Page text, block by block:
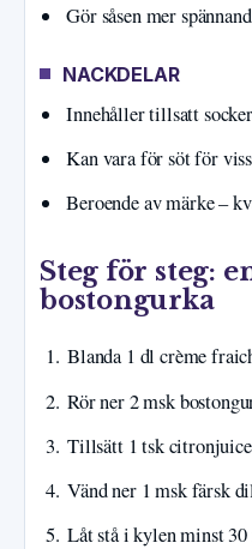
Gör såsen mer
NACKDELAR
Innehåller tillsatt
Kan vara för söt för
Beroende av märke –
Steg för steg:
bostongurka
Blanda 1 dl crème
Rör ner 2 msk
Tillsätt 1 tsk
Vänd ner 1 msk färsk
Låt stå i kylen minst